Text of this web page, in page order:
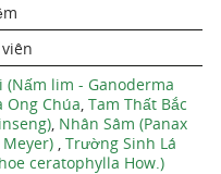
(Nấm lim - Ganoderma
Ong Chúa, Tam Thất Bắc
, Nhân Sâm (Panax
Meyer) , Trường Sinh Lá
ceratophylla How.)